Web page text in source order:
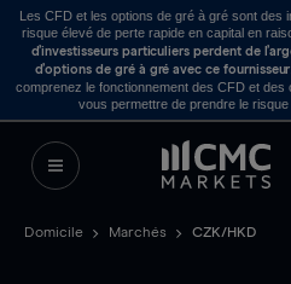
Les CFD et les options de gré à gré sont des
risque élevé de perte rapide en capital en
d’investisseurs particuliers perdent de
d’options de gré à gré avec ce fournisseur
comprenez le fonctionnement des CFD et
vous permettre de prendre le
Domicile Marchés CZK/HKD